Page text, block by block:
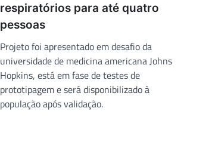
respiratórios para até quatro
pessoas
Projeto foi apresentado em desafio da
universidade de medicina americana Johns
Hopkins, está em fase de testes de
prototipagem e será disponibilizado à
população após validação.